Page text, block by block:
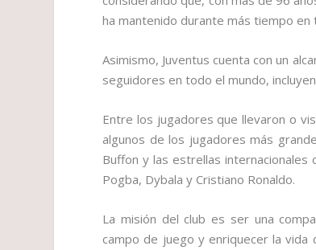
ha mantenido durante más tiempo en
Asimismo, Juventus cuenta con un
seguidores en todo el mundo,
Entre los jugadores que llevaron o
algunos de los jugadores más
Buffon y las estrellas internacionales
Pogba, Dybala y Cristiano Ronaldo.
La misión del club es ser una
campo de juego y enriquecer la vida